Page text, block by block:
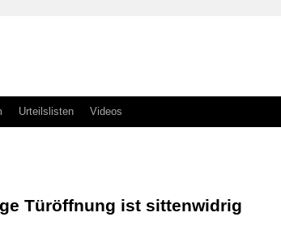
Urteilslisten Videos
Türöffnung ist sittenwidrig